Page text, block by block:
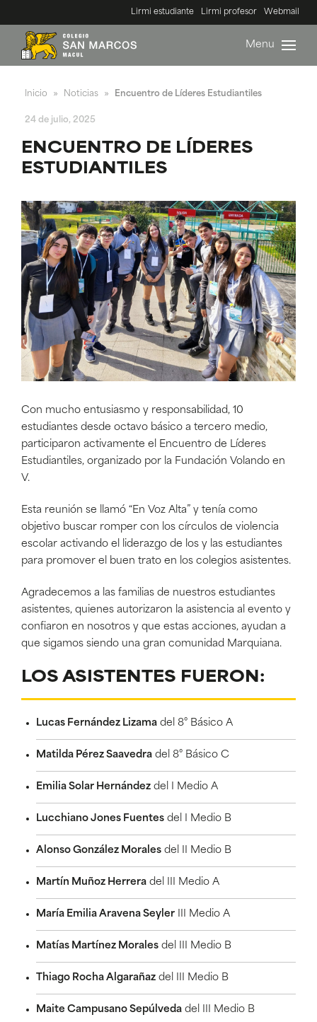
Lirmi estudiante Lirmi profesor Webmail
Menu
Inicio » Noticias » Encuentro de Líderes Estudiantiles
24 de julio, 2025
ENCUENTRO DE LÍDERES
ESTUDIANTILES
Con mucho entusiasmo y responsabilidad, 10
estudiantes desde octavo básico a tercero medio,
participaron activamente el Encuentro de Líderes
Estudiantiles, organizado por la Fundación Volando en
V.
Esta reunión se llamó “En Voz Alta” y tenía como
objetivo buscar romper con los círculos de violencia
escolar activando el liderazgo de los y las estudiantes
para promover el buen trato en los colegios asistentes.
Agradecemos a las familias de nuestros estudiantes
asistentes, quienes autorizaron la asistencia al evento y
confiaron en nosotros y que estas acciones, ayudan a
que sigamos siendo una gran comunidad Marquiana.
LOS ASISTENTES FUERON:
Lucas Fernández Lizama del 8° Básico A
Matilda Pérez Saavedra del 8° Básico C
Emilia Solar Hernández del I Medio A
Lucchiano Jones Fuentes del I Medio B
Alonso González Morales del II Medio B
Martín Muñoz Herrera del III Medio A
María Emilia Aravena Seyler III Medio A
Matías Martínez Morales del III Medio B
Thiago Rocha Algarañaz del III Medio B
Maite Campusano Sepúlveda del III Medio B